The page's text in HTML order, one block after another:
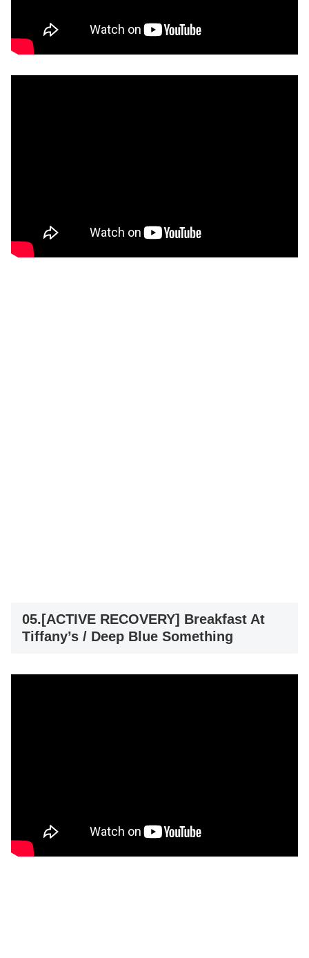
05.[ACTIVE RECOVERY] Breakfast At
Tiffany’s / Deep Blue Something